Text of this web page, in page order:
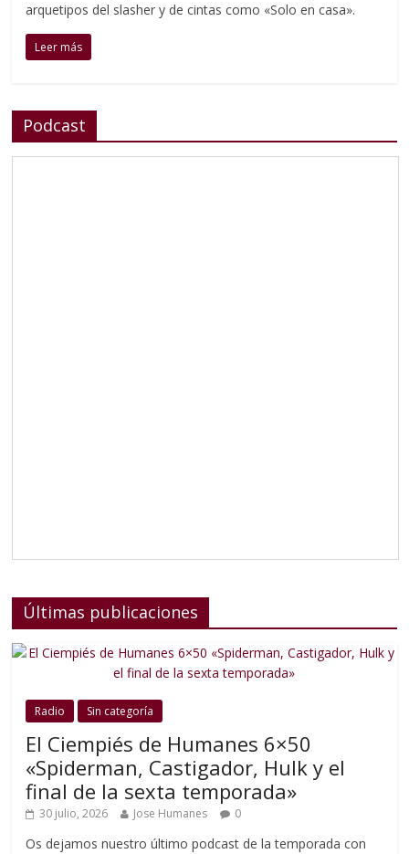
arquetipos del slasher y de cintas como «Solo en casa».
Leer más
Podcast
Últimas publicaciones
Radio Sin categoría
El Ciempiés de Humanes 6×50
«Spiderman, Castigador, Hulk y el
final de la sexta temporada»
30 julio, 2026 Jose Humanes 0
Os dejamos nuestro último podcast de la temporada con